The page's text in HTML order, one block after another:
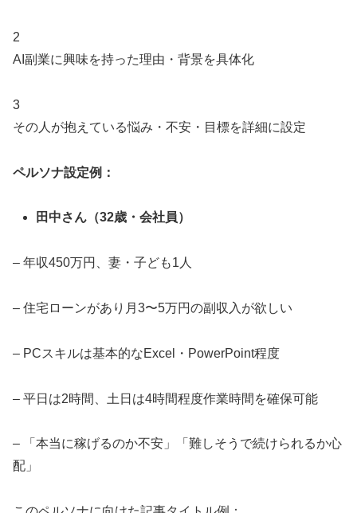
2
AI副業に興味を持った理由・背景を具体化
3
その人が抱えている悩み・不安・目標を詳細に設定
ペルソナ設定例：
田中さん（32歳・会社員）
– 年収450万円、妻・子ども1人
– 住宅ローンがあり月3〜5万円の副収入が欲しい
– PCスキルは基本的なExcel・PowerPoint程度
– 平日は2時間、土日は4時間程度作業時間を確保可能
– 「本当に稼げるのか不安」「難しそうで続けられるか心
配」